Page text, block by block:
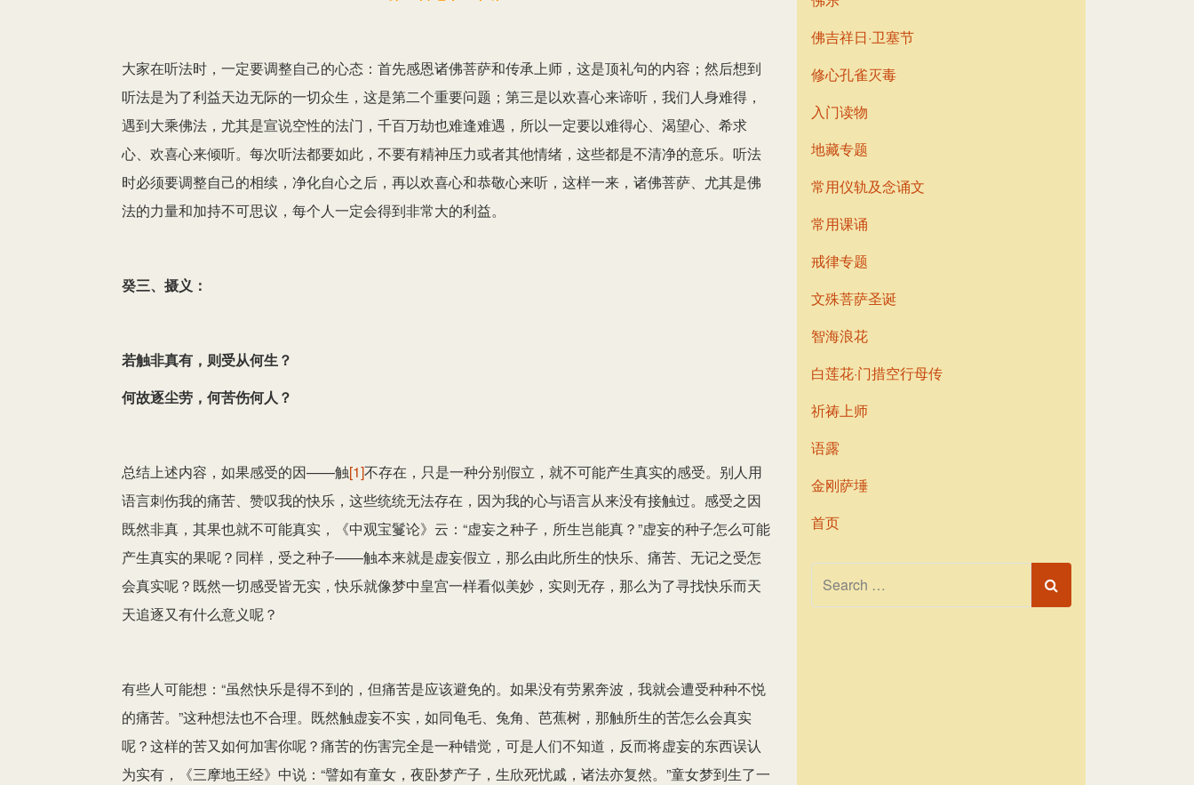
大家在听法时，一定要调整自己的心态：首先感恩诸佛菩萨和传承上师，这是顶礼句的内容；然后想到
听法是为了利益天边无际的一切众生，这是第二个重要问题；第三是以欢喜心来谛听，我们人身难得，
遇到大乘佛法，尤其是宣说空性的法门，千百万劫也难逢难遇，所以一定要以难得心、渴望心、希求
心、欢喜心来倾听。每次听法都要如此，不要有精神压力或者其他情绪，这些都是不清净的意乐。听法
时必须要调整自己的相续，净化自心之后，再以欢喜心和恭敬心来听，这样一来，诸佛菩萨、尤其是佛
法的力量和加持不可思议，每个人一定会得到非常大的利益。
癸三、摄义：
若触非真有，则受从何生？
何故逐尘劳，何苦伤何人？
总结上述内容，如果感受的因——触[1]不存在，只是一种分别假立，就不可能产生真实的感受。别人用
语言刺伤我的痛苦、赞叹我的快乐，这些统统无法存在，因为我的心与语言从来没有接触过。感受之因
既然非真，其果也就不可能真实，《中观宝鬘论》云：“虚妄之种子，所生岂能真？”虚妄的种子怎么可能
产生真实的果呢？同样，受之种子——触本来就是虚妄假立，那么由此所生的快乐、痛苦、无记之受怎
会真实呢？既然一切感受皆无实，快乐就像梦中皇宫一样看似美妙，实则无存，那么为了寻找快乐而天
天追逐又有什么意义呢？
有些人可能想：“虽然快乐是得不到的，但痛苦是应该避免的。如果没有劳累奔波，我就会遭受种种不悦
的痛苦。”这种想法也不合理。既然触虚妄不实，如同龟毛、兔角、芭蕉树，那触所生的苦怎么会真实
呢？这样的苦又如何加害你呢？痛苦的伤害完全是一种错觉，可是人们不知道，反而将虚妄的东西误认
为实有，《三摩地王经》中说：“譬如有童女，夜卧梦产子，生欣死忧戚，诸法亦复然。”童女梦到生了一
佛吉祥日·卫塞节
修心孔雀灭毒
入门读物
地藏专题
常用仪轨及念诵文
常用课诵
戒律专题
文殊菩萨圣诞
智海浪花
白莲花·门措空行母传
祈祷上师
语露
金刚萨埵
首页